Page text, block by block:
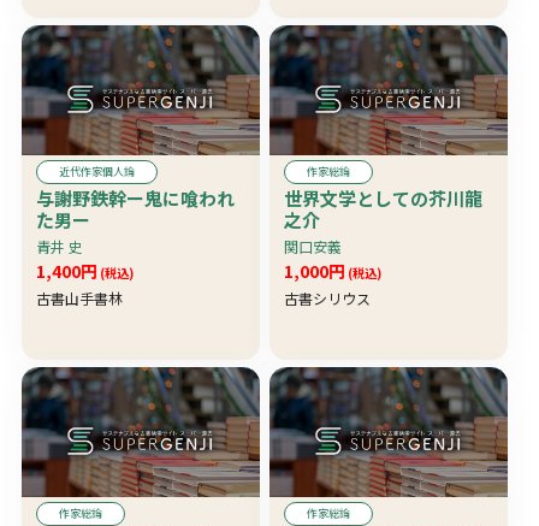
世」迄の11首欠）と舞姫
（ただし「しろがねの」
迄）の講義〕 珍資料
近代作家個人論
与謝野鉄幹ー鬼に喰われ
た男ー
青井 史
1,400円 (税込)
古書山手書林
作家総論
世界文学としての芥川龍
之介
関口安義
1,000円 (税込)
古書シリウス
作家総論 作家総論